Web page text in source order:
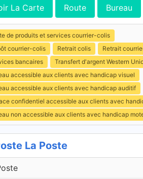
La Carte Route Bureau
de produits et services courrier-colis
courrier-colis
Retrait colis
Retrait
bancaires
Transfert d'argent Western
accessible aux clients avec handicap visuel
accessible aux clients avec handicap auditif
confidentiel accessible aux clients avec
non accessible aux clients avec handicap
La Poste